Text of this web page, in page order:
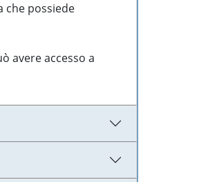
che possiede
avere accesso a